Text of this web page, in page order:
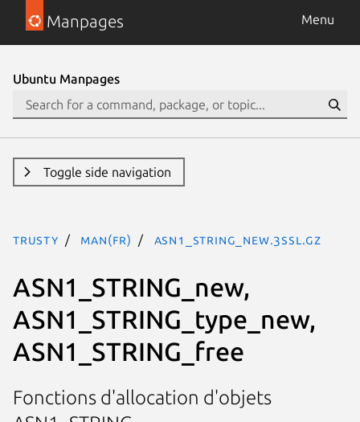
Manpages Menu
Ubuntu Manpages
Toggle side navigation
trusty man(fr) ASN1_STRING_new.3SSL.gz
ASN1_STRING_new,
ASN1_STRING_type_new,
ASN1_STRING_free
Fonctions d'allocation d'objets